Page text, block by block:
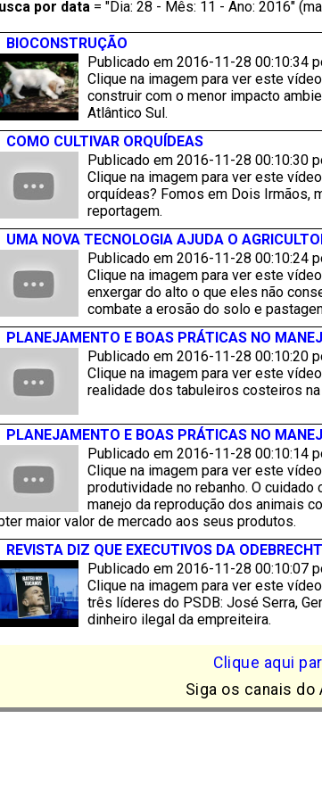
por data = "Dia: 28 - Mês: 11 - Ano: 2016"
BIOCONSTRUÇÃO
Publicado em 2016-11-28 00:10:34
Clique na imagem para ver este
construir com o menor impacto
Atlântico Sul.
COMO CULTIVAR ORQUÍDEAS
Publicado em 2016-11-28 00:10:30
Clique na imagem para ver este
orquídeas? Fomos em Dois Irmãos,
reportagem.
UMA NOVA TECNOLOGIA AJUDA O
Publicado em 2016-11-28 00:10:24
Clique na imagem para ver este
enxergar do alto o que eles não
combate a erosão do solo e
PLANEJAMENTO E BOAS PRÁTICAS NO
Publicado em 2016-11-28 00:10:20
Clique na imagem para ver este
realidade dos tabuleiros costeiros
PLANEJAMENTO E BOAS PRÁTICAS NO
Publicado em 2016-11-28 00:10:14
Clique na imagem para ver este
produtividade no rebanho. O
manejo da reprodução dos animais
maior valor de mercado aos seus produtos.
REVISTA DIZ QUE EXECUTIVOS DA
Publicado em 2016-11-28 00:10:07
Clique na imagem para ver este
três líderes do PSDB: José Serra,
dinheiro ilegal da empreiteira.
Clique aqui
Siga os canais